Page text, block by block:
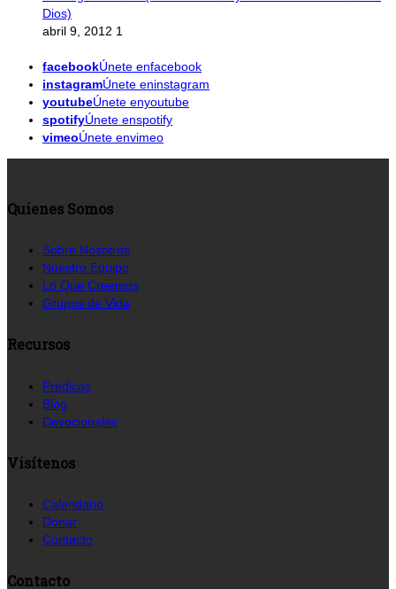
Dios)
abril 9, 2012 1
facebookÚnete enfacebook
instagramÚnete eninstagram
youtubeÚnete enyoutube
spotifyÚnete enspotify
vimeoÚnete envimeo
Quienes Somos
Sobre Nosotros
Nuestro Equipo
Lo Que Creemos
Grupos de Vida
Recursos
Prédicas
Blog
Devocionales
Visítenos
Calendario
Donar
Contacto
Contacto